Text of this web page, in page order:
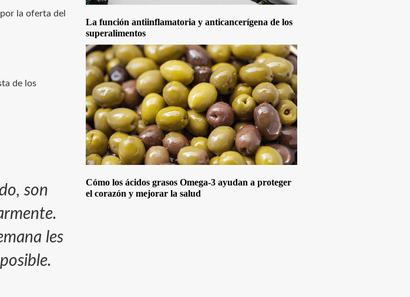
la oferta del
de los
son
les
La función antiinflamatoria y anticancerígena de los
superalimentos
Cómo los ácidos grasos Omega-3 ayudan a proteger
el corazón y mejorar la salud